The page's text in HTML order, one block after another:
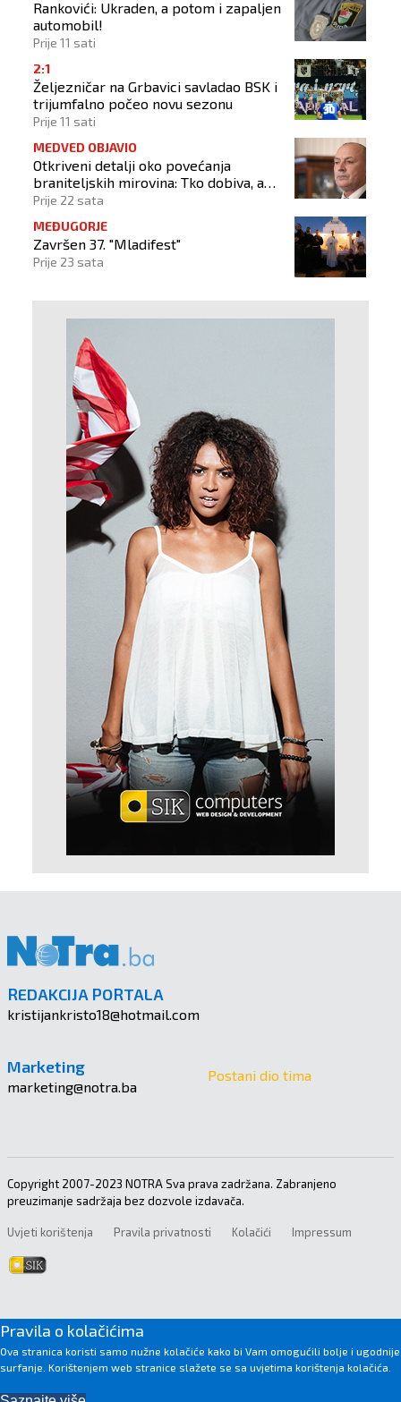
Rankovići: Ukraden, a potom i zapaljen
automobil!
Prije 11 sati
2:1
Željezničar na Grbavici savladao BSK i
trijumfalno počeo novu sezonu
Prije 11 sati
MEDVED OBJAVIO
Otkriveni detalji oko povećanja
braniteljskih mirovina: Tko dobiva, a
tko ne
Prije 22 sata
MEĐUGORJE
Završen 37. "Mladifest"
Prije 23 sata
REDAKCIJA PORTALA
kristijankristo18@hotmail.com
Marketing
marketing@notra.ba
Postani dio tima
Copyright 2007-2023 NOTRA Sva prava zadržana. Zabranjeno
preuzimanje sadržaja bez dozvole izdavača.
Uvjeti korištenja Pravila privatnosti Kolačići Impressum
Pravila o kolačićima
Ova stranica koristi samo nužne kolačiće kako bi Vam omogućili bolje i ugodnije
surfanje. Korištenjem web stranice slažete se sa uvjetima korištenja kolačića.